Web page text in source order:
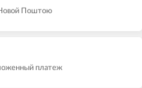
Новой Поштою
платеж